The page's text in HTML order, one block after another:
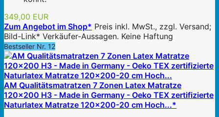
349,00 EUR
Zum Angebot im Shop* Preis inkl. MwSt., zzgl. Versand;
Bild-Link* Verkäufer-Aussagen. Keine Haftung
Bestseller Nr. 12
AM Qualitätsmatratzen 7 Zonen Latex Matratze
120x200 H3 - Made in Germany - Oeko TEX zertifizierte
Naturlatex Matratze 120x200-20 cm Hoch...*